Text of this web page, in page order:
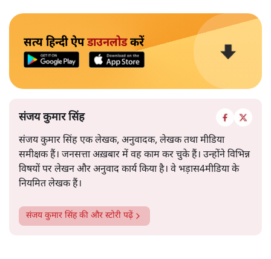
सत्य हिन्दी ऐपडाउनलोडकरें
संजय कुमार सिंह
संजय कुमार सिंह एक लेखक, अनुवादक, लेखक तथा मीडिया
समीक्षक हैं। जनसत्ता अख़बार में वह काम कर चुके हैं। उन्होंने विभिन्न
विषयों पर लेखन और अनुवाद कार्य किया है। वे भड़ास4मीडिया के
नियमित लेखक हैं।
संजय कुमार सिंहकी और स्टोरी पढ़ें